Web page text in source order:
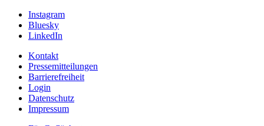
Instagram
Bluesky
LinkedIn
Kontakt
Pressemitteilungen
Barrierefreiheit
Login
Datenschutz
Impressum